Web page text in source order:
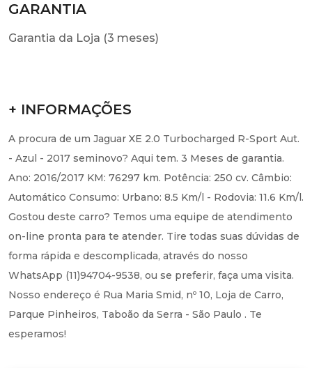
GARANTIA
Garantia da Loja (3 meses)
+ INFORMAÇÕES
A procura de um Jaguar XE 2.0 Turbocharged R-Sport Aut.
- Azul - 2017 seminovo? Aqui tem. 3 Meses de garantia.
Ano: 2016/2017 KM: 76297 km. Potência: 250 cv. Câmbio:
Automático Consumo: Urbano: 8.5 Km/l - Rodovia: 11.6 Km/l.
Gostou deste carro? Temos uma equipe de atendimento
on-line pronta para te atender. Tire todas suas dúvidas de
forma rápida e descomplicada, através do nosso
WhatsApp (11)94704-9538, ou se preferir, faça uma visita.
Nosso endereço é Rua Maria Smid, nº 10, Loja de Carro,
Parque Pinheiros, Taboão da Serra - São Paulo . Te
esperamos!